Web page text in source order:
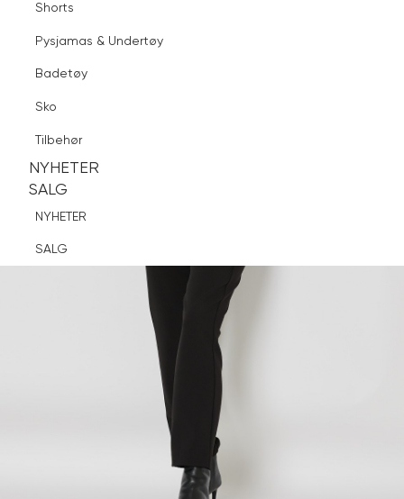
Sko
Tilbehør
NYHETER
SALG
NYHETER
SALG
Shorts
Pysjamas & Undertøy
Badetøy
Sko
Tilbehør
NYHETER
SALG
NYHETER
SALG